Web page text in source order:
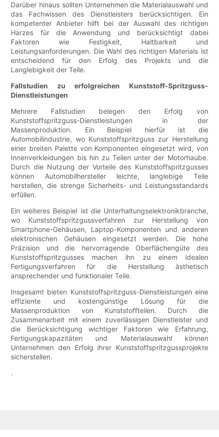
Darüber hinaus sollten Unternehmen die Materialauswahl und
das Fachwissen des Dienstleisters berücksichtigen. Ein
kompetenter Anbieter hilft bei der Auswahl des richtigen
Harzes für die Anwendung und berücksichtigt dabei
Faktoren wie Festigkeit, Haltbarkeit und
Leistungsanforderungen. Die Wahl des richtigen Materials ist
entscheidend für den Erfolg des Projekts und die
Langlebigkeit der Teile.
Fallstudien zu erfolgreichen Kunststoff-Spritzguss-
Dienstleistungen
Mehrere Fallstudien belegen den Erfolg von
Kunststoffspritzguss-Dienstleistungen in der
Massenproduktion. Ein Beispiel hierfür ist die
Automobilindustrie, wo Kunststoffspritzguss zur Herstellung
einer breiten Palette von Komponenten eingesetzt wird, von
Innenverkleidungen bis hin zu Teilen unter der Motorhaube.
Durch die Nutzung der Vorteile des Kunststoffspritzgusses
können Automobilhersteller leichte, langlebige Teile
herstellen, die strenge Sicherheits- und Leistungsstandards
erfüllen.
Ein weiteres Beispiel ist die Unterhaltungselektronikbranche,
wo Kunststoffspritzgussverfahren zur Herstellung von
Smartphone-Gehäusen, Laptop-Komponenten und anderen
elektronischen Gehäusen eingesetzt werden. Die hohe
Präzision und die hervorragende Oberflächengüte des
Kunststoffspritzgusses machen ihn zu einem idealen
Fertigungsverfahren für die Herstellung ästhetisch
ansprechender und funktionaler Teile.
Insgesamt bieten Kunststoffspritzguss-Dienstleistungen eine
effiziente und kostengünstige Lösung für die
Massenproduktion von Kunststoffteilen. Durch die
Zusammenarbeit mit einem zuverlässigen Dienstleister und
die Berücksichtigung wichtiger Faktoren wie Erfahrung,
Fertigungskapazitäten und Materialauswahl können
Unternehmen den Erfolg ihrer Kunststoffspritzgussprojekte
sicherstellen.
.